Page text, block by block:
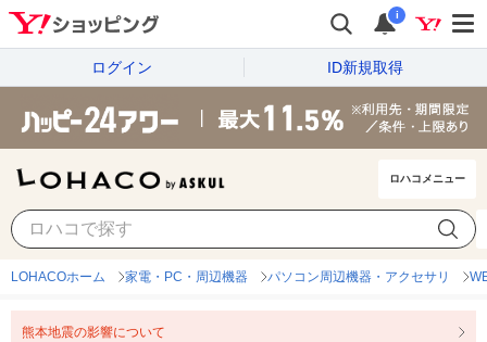
i
ログイン ID新規取得
ロハコメニュー
LOHACOホーム 家電・PC・周辺機器 パソコン周辺機器・アクセサリ
熊本地震の影響について